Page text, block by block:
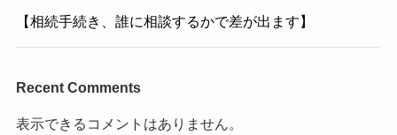
【相続手続き、誰に相談するかで差が出ます】
Recent Comments
表示できるコメントはありません。